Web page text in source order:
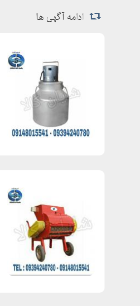
ادامه آگهی ها